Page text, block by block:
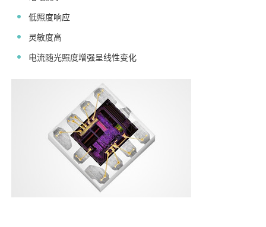
低照度响应
灵敏度高
电流随光照度增强呈线性变化